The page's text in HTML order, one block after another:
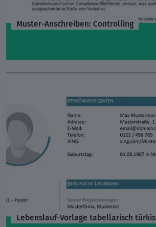
Muster-Anschreiben: Controlling
Lebenslauf-Vorlage tabellarisch türkis